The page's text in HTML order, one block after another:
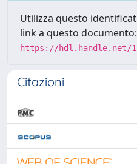
Utilizza questo
link a questo documento:
https://hdl.handle.net/
Citazioni